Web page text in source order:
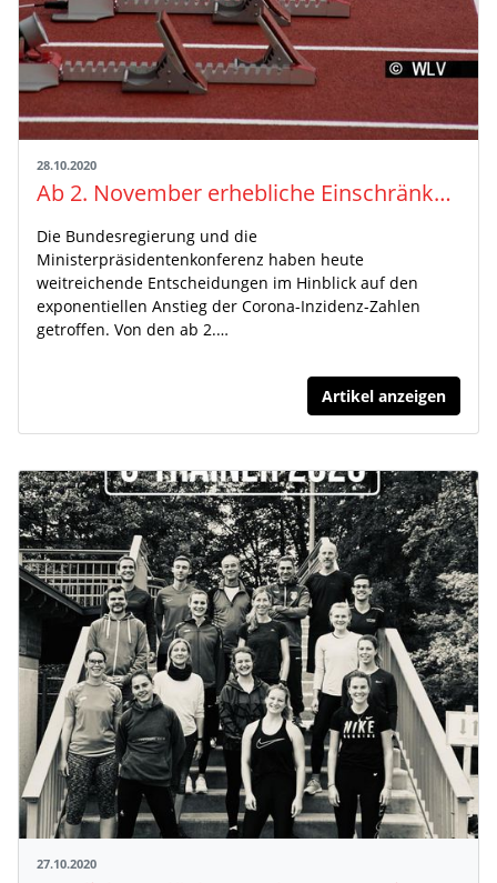
28.10.2020
Ab 2. November erhebliche Einschränkungen für den Sport
Die Bundesregierung und die
Ministerpräsidentenkonferenz haben heute
weitreichende Entscheidungen im Hinblick auf den
exponentiellen Anstieg der Corona-Inzidenz-Zahlen
getroffen. Von den ab 2.…
Artikel anzeigen
27.10.2020